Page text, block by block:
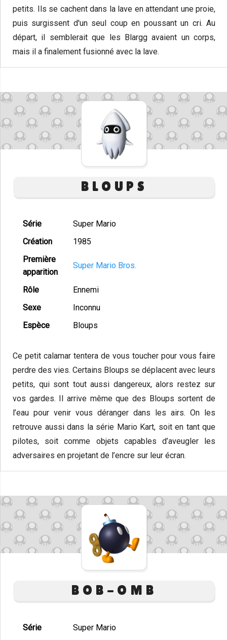
petits. Ils se cachent dans la lave en attendant une proie,
puis surgissent d'un seul coup en poussant un cri. Au
départ, il semblerait que les Blargg avaient un corps,
mais il a finalement fusionné avec la lave.
BLOUPS
Série
Super Mario
Création
1985
Première
apparition
Super Mario Bros.
Rôle
Ennemi
Sexe
Inconnu
Espèce
Bloups
Ce petit calamar tentera de vous toucher pour vous faire
perdre des vies. Certains Bloups se déplacent avec leurs
petits, qui sont tout aussi dangereux, alors restez sur
vos gardes. Il arrive même que des Bloups sortent de
l’eau pour venir vous déranger dans les airs. On les
retrouve aussi dans la série Mario Kart, soit en tant que
pilotes, soit comme objets capables d’aveugler les
adversaires en projetant de l’encre sur leur écran.
BOB-OMB
Série
Super Mario